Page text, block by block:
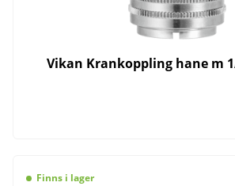
Vikan Krankoppling hane m
Finns i lager